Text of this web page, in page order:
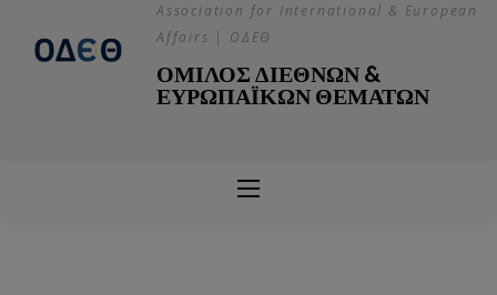
Association for International & European
Affairs | ΟΔΕΘ
ΟΜΙΛΟΣ ΔΙΕΘΝΩΝ &
ΕΥΡΩΠΑΪΚΩΝ ΘΕΜΑΤΩΝ